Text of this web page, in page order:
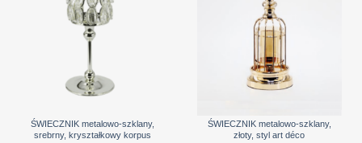
ŚWIECZNIK metalowo-szklany,
srebrny, kryształkowy korpus
ŚWIECZNIK metalowo-szklany,
złoty, styl art déco